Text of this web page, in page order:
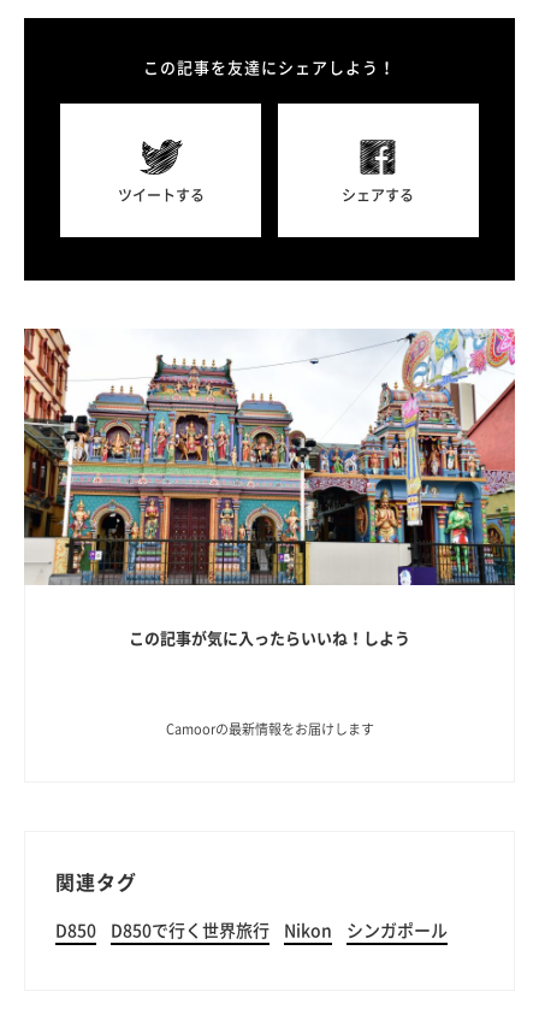
この記事を友達にシェアしよう！
ツイートする シェアする
この記事が気に入ったらいいね！しよう
Camoorの最新情報をお届けします
関連タグ
D850 D850で行く世界旅行 Nikon シンガポール